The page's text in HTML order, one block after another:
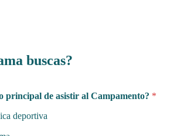
buscas?
principal de asistir al Campamento? *
deportiva